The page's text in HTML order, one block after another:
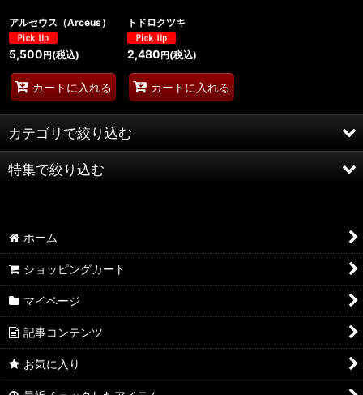
アルセウス（Arceus）
5,500 円 (税込)
カートに入れる
トドロクツキ
2,480 円(税込)
カートに入れる
カテゴリで絞り込む
らぐなろっく特選
LyceeOverture
サプライ品
未開封商品
ポスター類
特別商品
特集で絞り込む
AQP2.0 U/C
AQP2.0 その他
YUZ3.0 KR/R
ホーム
ショッピングカート
マイページ
記事コンテンツ
お気に入り